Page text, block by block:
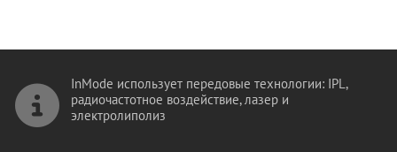
InMode использует передовые технологии: IPL,
радиочастотное воздействие, лазер и
электролиполиз